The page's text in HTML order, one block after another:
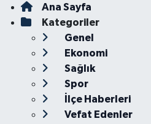
Ana Sayfa
Kategoriler
Genel
Ekonomi
Sağlık
Spor
İlçe Haberleri
Vefat Edenler